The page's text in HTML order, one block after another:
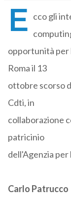
E cco gli
opportunità per
Roma il 13
ottobre scorso
Cdti, in
collaborazione
patricinio
dell'Agenzia
Carlo Patrucco